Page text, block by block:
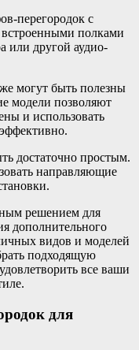
перегородок с
полками
или другой аудио-
могут быть полезны
модели позволяют
и использовать
достаточно простым.
направляющие
решением для
дополнительного
видов и моделей
подходящую
все ваши
для